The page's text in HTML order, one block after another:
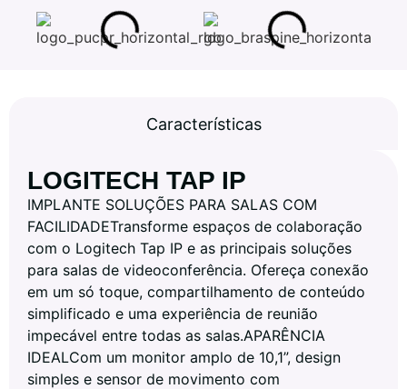
Características
LOGITECH TAP IP
IMPLANTE SOLUÇÕES PARA SALAS COM
FACILIDADETransforme espaços de colaboração
com o Logitech Tap IP e as principais soluções
para salas de videoconferência. Ofereça conexão
em um só toque, compartilhamento de conteúdo
simplificado e uma experiência de reunião
impecável entre todas as salas.APARÊNCIA
IDEALCom um monitor amplo de 10,1”, design
simples e sensor de movimento com